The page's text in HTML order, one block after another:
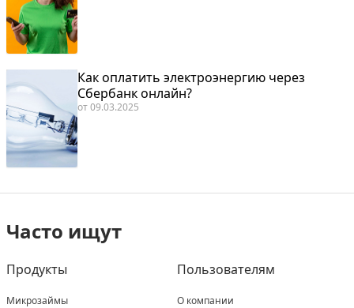
Как оплатить электроэнергию через
Сбербанк онлайн?
от09.03.2025
Часто ищут
Продукты
Микрозаймы
Пользователям
О компании